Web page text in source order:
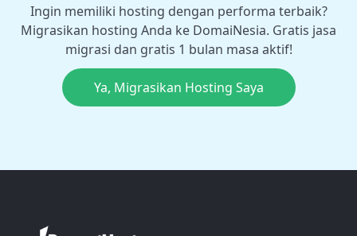
Ingin memiliki hosting dengan performa terbaik?
Migrasikan hosting Anda ke DomaiNesia. Gratis jasa
migrasi dan gratis 1 bulan masa aktif!
Ya, Migrasikan Hosting Saya